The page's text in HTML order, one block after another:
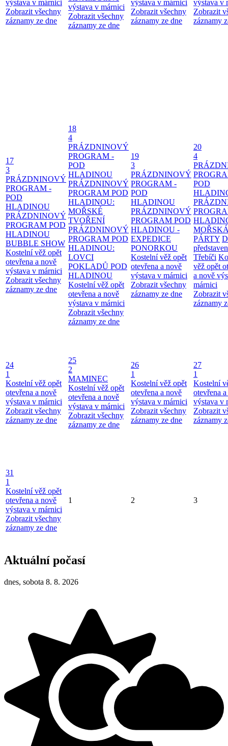
výstava v márnici
Zobrazit všechny
záznamy ze dne
výstava v márnici
Zobrazit všechny
záznamy ze dne
výstava v márnici
Zobrazit všechny
záznamy ze dne
výstava v
Zobrazit
záznamy
17
3
PRÁZDNINOVÝ
PROGRAM -
POD
HLADINOU
PRÁZDNINOVÝ
PROGRAM POD
HLADINOU
BUBBLE SHOW
Kostelní věž opět
otevřena a nově
výstava v márnici
Zobrazit všechny
záznamy ze dne
18
4
PRÁZDNINOVÝ
PROGRAM -
POD
HLADINOU
PRÁZDNINOVÝ
PROGRAM POD
HLADINOU:
MOŘSKÉ
TVOŘENÍ
PRÁZDNINOVÝ
PROGRAM POD
HLADINOU:
LOVCI
POKLADŮ POD
HLADINOU
Kostelní věž opět
otevřena a nově
výstava v márnici
Zobrazit všechny
záznamy ze dne
19
3
PRÁZDNINOVÝ
PROGRAM -
POD
HLADINOU
PRÁZDNINOVÝ
PROGRAM POD
HLADINOU -
EXPEDICE
PONORKOU
Kostelní věž opět
otevřena a nově
výstava v márnici
Zobrazit všechny
záznamy ze dne
20
4
POD
PÁRTY
Třebíči
věž opět
a nově
márnici
Zobrazit
záznamy
24
1
Kostelní věž opět
otevřena a nově
výstava v márnici
Zobrazit všechny
záznamy ze dne
25
2
MAMINEC
Kostelní věž opět
otevřena a nově
výstava v márnici
Zobrazit všechny
záznamy ze dne
26
1
Kostelní věž opět
otevřena a nově
výstava v márnici
Zobrazit všechny
záznamy ze dne
27
1
Kostelní
otevřena
výstava v
Zobrazit
záznamy
31
1
Kostelní věž opět
otevřena a nově
výstava v márnici
Zobrazit všechny
záznamy ze dne
1 2 3
Aktuální počasí
dnes, sobota 8. 8. 2026